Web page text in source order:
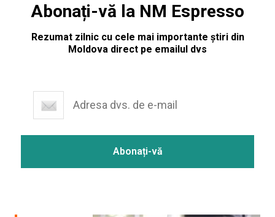
Abonați-vă la NM Espresso
Rezumat zilnic cu cele mai importante știri din
Moldova direct pe emailul dvs